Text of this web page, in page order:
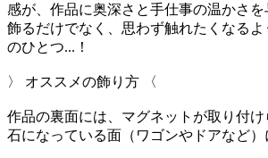
感が、作品に奥深さと手仕事の温かさを
飾るだけでなく、思わず触れたくなる
のひとつ...！
〉 オススメの飾り方 〈
作品の裏面には、マグネットが取り付
石になっている面（ワゴンやドアなど）